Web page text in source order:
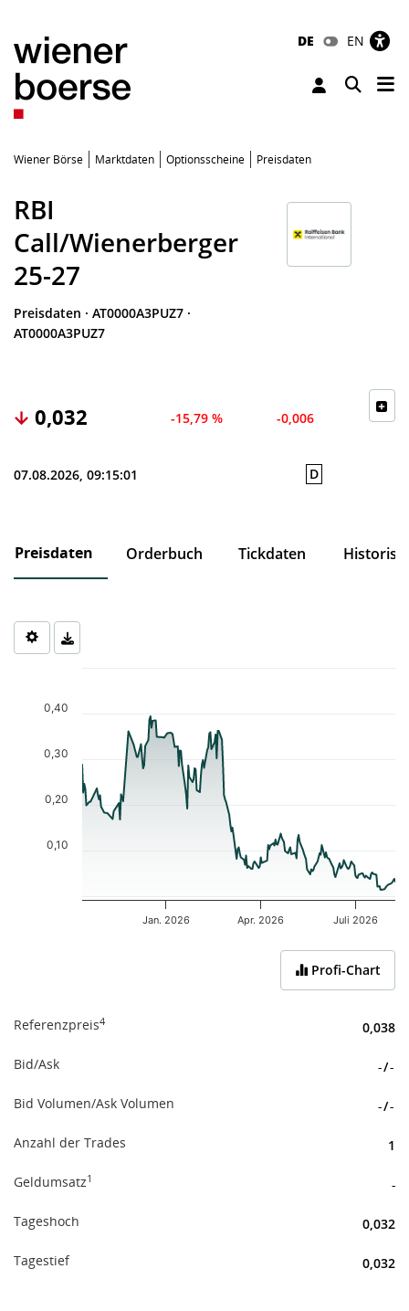
DE EN
Toggle
Wiener Börse Marktdaten Optionsscheine Preisdaten
RBI
Call/Wienerberger
25-27
Preisdaten · AT0000A3PUZ7 ·
AT0000A3PUZ7
0,032 -15,79 % -0,006
07.08.2026, 09:15:01 D
Preisdaten Orderbuch Tickdaten
Chart
The chart has 1 X axis displaying Time. Data ranges from 2025-
The chart has 1 Y axis displaying values. Data ranges from
Jan. 2026 Apr. 2026 Juli 2026
0,10
0,20
0,30
0,40
Profi-Chart
Referenzpreis4 0,038
Bid/Ask -/-
Bid Volumen/Ask Volumen -/-
Anzahl der Trades 1
Geldumsatz1 -
Tageshoch 0,032
Tagestief 0,032